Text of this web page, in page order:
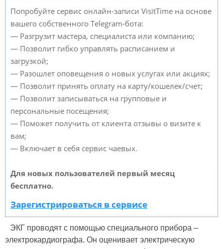
Попробуйте сервис онлайн-записи VisitTime на основе
вашего собственного Telegram-бота:
— Разгрузит мастера, специалиста или компанию;
— Позволит гибко управлять расписанием и
загрузкой;
— Разошлет оповещения о новых услугах или акциях;
— Позволит принять оплату на карту/кошелек/счет;
— Позволит записываться на групповые и
персональные посещения;
— Поможет получить от клиента отзывы о визите к
вам;
— Включает в себя сервис чаевых.
Для новых пользователей первый месяц
бесплатно.
Зарегистрироваться в сервисе
ЭКГ проводят с помощью специального прибора –
электрокардиографа. Он оценивает электрическую